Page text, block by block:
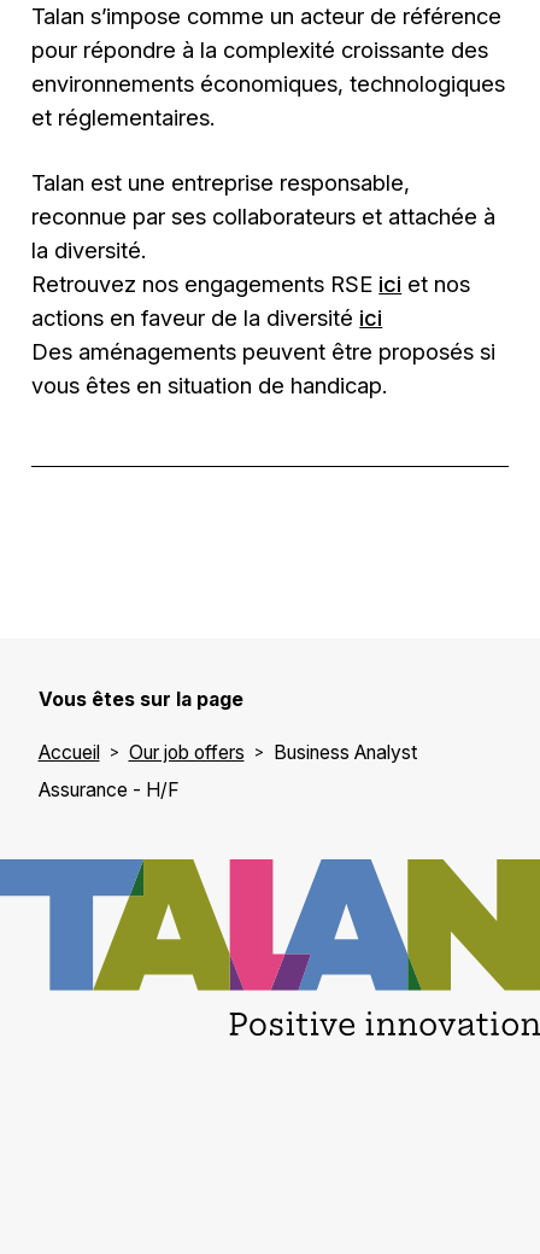
Talan s’impose comme un acteur de référence
pour répondre à la complexité croissante des
environnements économiques, technologiques
et réglementaires.
Talan est une entreprise responsable,
reconnue par ses collaborateurs et attachée à
la diversité.
Retrouvez nos engagements RSE ici et nos
actions en faveur de la diversité ici
Des aménagements peuvent être proposés si
vous êtes en situation de handicap.
Vous êtes sur la page
Accueil Our job offers
Business Analyst
Assurance - H/F